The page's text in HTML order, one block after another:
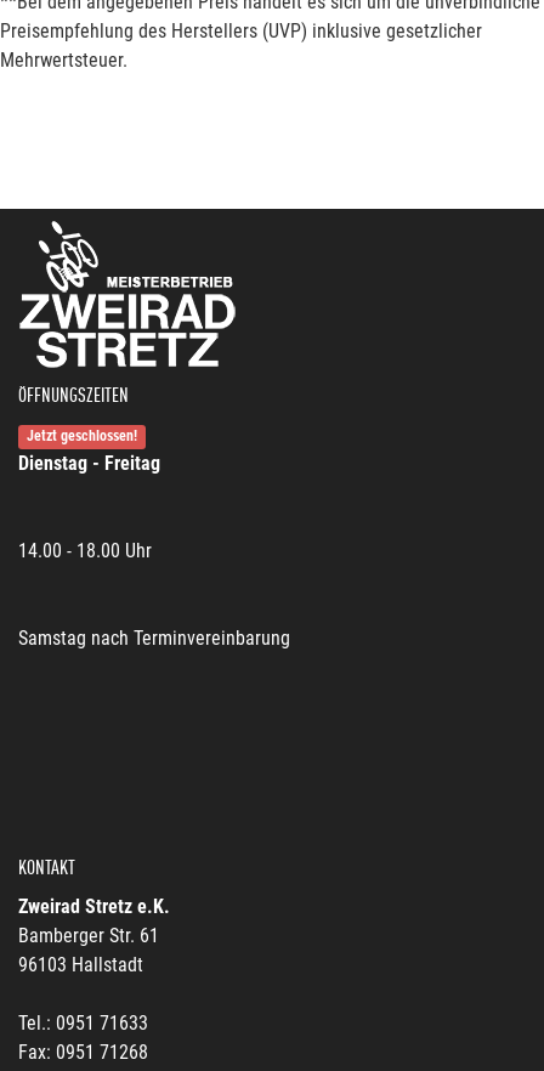
Preisempfehlung des Herstellers (UVP) inklusive gesetzlicher
Mehrwertsteuer.
ÖFFNUNGSZEITEN
Jetzt geschlossen!
Dienstag - Freitag
14.00 - 18.00 Uhr
Samstag nach Terminvereinbarung
KONTAKT
Zweirad Stretz e.K.
Bamberger Str. 61
96103 Hallstadt
Tel.: 0951 71633
Fax: 0951 71268